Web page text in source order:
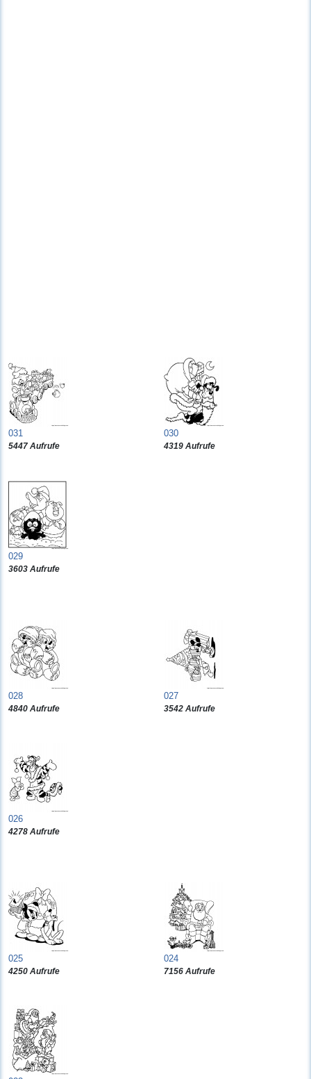
031
5447 Aufrufe
030
4319 Aufrufe
029
3603 Aufrufe
028
4840 Aufrufe
027
3542 Aufrufe
026
4278 Aufrufe
025
4250 Aufrufe
024
7156 Aufrufe